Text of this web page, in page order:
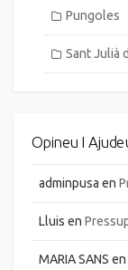
Pungoles
Sant Julià
Opineu I
adminpusa en
Lluis en
MARIA SANS en